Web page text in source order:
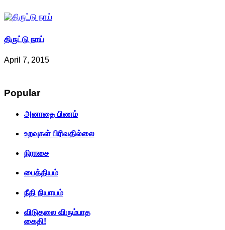
திருட்டு நாய்
April 7, 2015
Popular
அனாதை பிணம்
உறவுகள் பிரிவதில்லை
நிராசை
பைத்தியம்
நீதி நியாயம்
விடுதலை விரும்பாத
கைதி!